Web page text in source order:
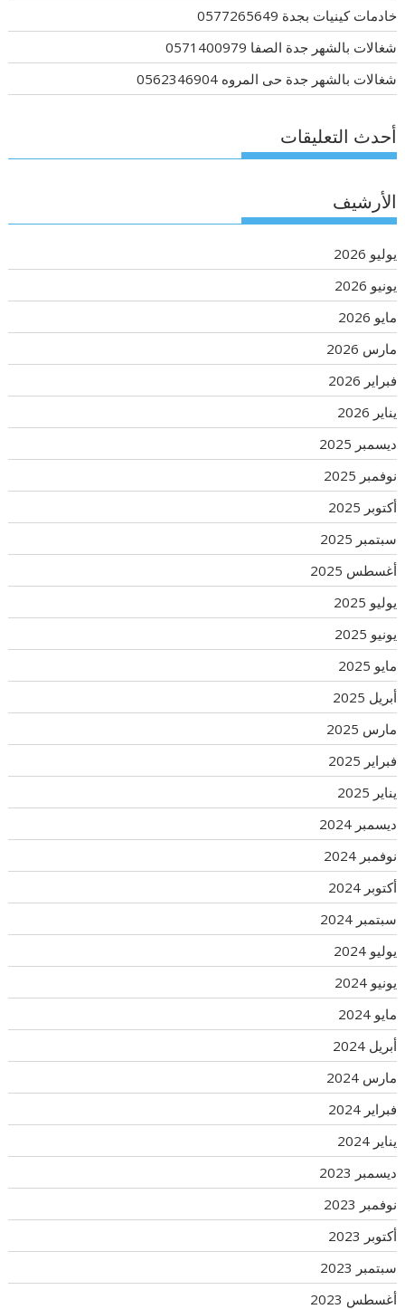
خادمات كينيات بجدة 0577265649
شغالات بالشهر جدة الصفا 0571400979
شغالات بالشهر جدة حى المروه 0562346904
أحدث التعليقات
الأرشيف
يوليو 2026
يونيو 2026
مايو 2026
مارس 2026
فبراير 2026
يناير 2026
ديسمبر 2025
نوفمبر 2025
أكتوبر 2025
سبتمبر 2025
أغسطس 2025
يوليو 2025
يونيو 2025
مايو 2025
أبريل 2025
مارس 2025
فبراير 2025
يناير 2025
ديسمبر 2024
نوفمبر 2024
أكتوبر 2024
سبتمبر 2024
يوليو 2024
يونيو 2024
مايو 2024
أبريل 2024
مارس 2024
فبراير 2024
يناير 2024
ديسمبر 2023
نوفمبر 2023
أكتوبر 2023
سبتمبر 2023
أغسطس 2023